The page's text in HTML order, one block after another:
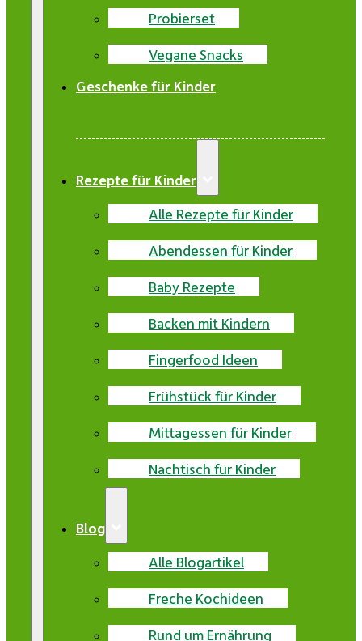
Probierset
Vegane Snacks
Geschenke für Kinder
Rezepte für Kinder
Alle Rezepte für Kinder
Abendessen für Kinder
Baby Rezepte
Backen mit Kindern
Fingerfood Ideen
Frühstück für Kinder
Mittagessen für Kinder
Nachtisch für Kinder
Blog
Alle Blogartikel
Freche Kochideen
Rund um Ernährung